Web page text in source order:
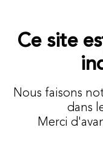
Ce site
Nous faisons notre possible pour le restaurer
dans
Merci